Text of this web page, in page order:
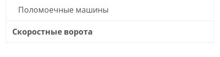
Поломоечные машины
Скоростные ворота